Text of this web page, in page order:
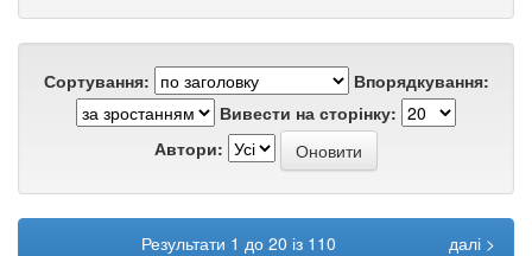
Сортування:
Впорядкування:
Вивести на сторінку:
Автори:
Результати 1 до 20 із 110
далі >